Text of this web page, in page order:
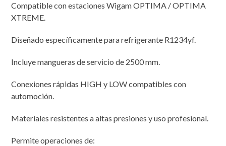
Compatible con estaciones Wigam OPTIMA / OPTIMA
XTREME.
Diseñado específicamente para refrigerante R1234yf.
Incluye mangueras de servicio de 2500 mm.
Conexiones rápidas HIGH y LOW compatibles con
automoción.
Materiales resistentes a altas presiones y uso profesional.
Permite operaciones de: